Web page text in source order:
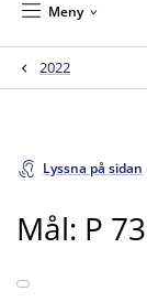
Meny
2022
Lyssna på sidan
Mål: P